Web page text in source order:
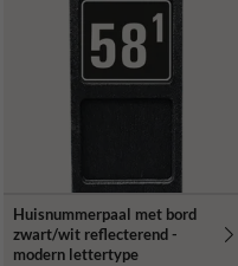
Huisnummerpaal met bord
zwart/wit reflecterend -
modern lettertype